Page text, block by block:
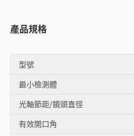
產品規格
型號
最小檢測體
光軸節距/鏡頭直徑
有效開口角